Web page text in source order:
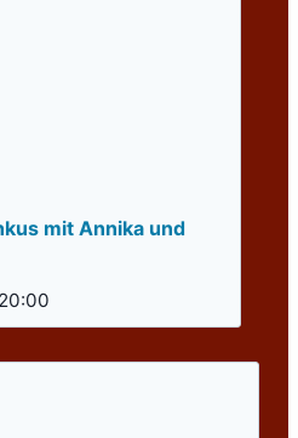
mit Annika und
20:00